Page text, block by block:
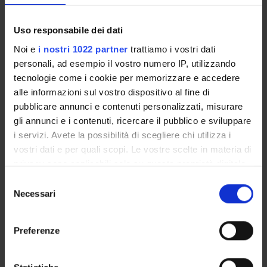
Uso responsabile dei dati
Noi e i nostri 1022 partner trattiamo i vostri dati
personali, ad esempio il vostro numero IP, utilizzando
tecnologie come i cookie per memorizzare e accedere
alle informazioni sul vostro dispositivo al fine di
pubblicare annunci e contenuti personalizzati, misurare
gli annunci e i contenuti, ricercare il pubblico e sviluppare
i servizi. Avete la possibilità di scegliere chi utilizza i
vostri dati e per quali scopi. Le vostre scelte in materia di
privacy sono applicabili solo su questa proprietà digitale
modificare o revocare il proprio consenso in qualsiasi
momento dalla Dichiarazione sui cookie o facendo clic
delNecessari
Preferenze
Location: Verona
COSTITUZIONE ITALIANA E
INTEGRAZIONE EUROPEA. DIRITTI
SOCIALI E COMPATIBILITÀ
ECONOMICHE
DELL’IMPRESA, L’IMPRESA NELLA